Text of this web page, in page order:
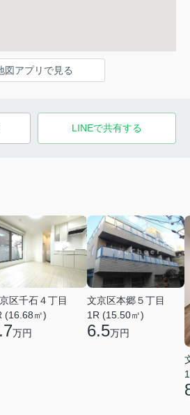
図アプリで見る
LINEで共有する
区千石４丁目
(16.68㎡)
万円
文京区本郷５丁目
1R (15.50㎡)
6.5万円